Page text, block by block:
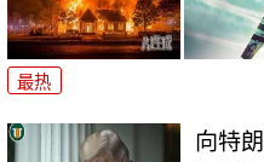
最热
向特